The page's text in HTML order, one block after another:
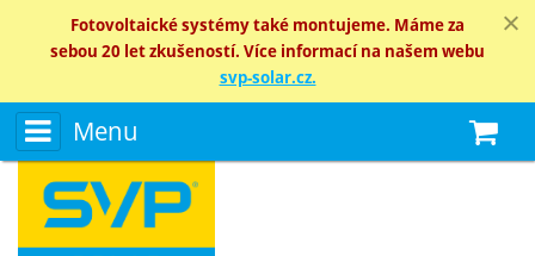
Fotovoltaické systémy také montujeme. Máme za
sebou 20 let zkušeností. Více informací na našem webu
svp-solar.cz.
Menu